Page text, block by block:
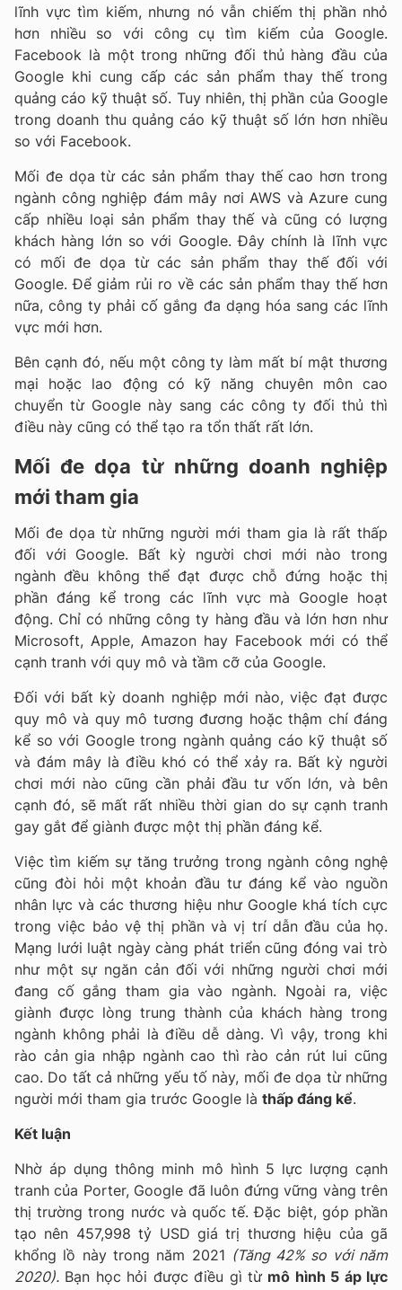
lĩnh vực tìm kiếm, nhưng nó vẫn chiếm thị phần nhỏ
hơn nhiều so với công cụ tìm kiếm của Google.
Facebook là một trong những đối thủ hàng đầu của
Google khi cung cấp các sản phẩm thay thế trong
quảng cáo kỹ thuật số. Tuy nhiên, thị phần của Google
trong doanh thu quảng cáo kỹ thuật số lớn hơn nhiều
so với Facebook.
Mối đe dọa từ các sản phẩm thay thế cao hơn trong
ngành công nghiệp đám mây nơi AWS và Azure cung
cấp nhiều loại sản phẩm thay thế và cũng có lượng
khách hàng lớn so với Google. Đây chính là lĩnh vực
có mối đe dọa từ các sản phẩm thay thế đối với
Google. Để giảm rủi ro về các sản phẩm thay thế hơn
nữa, công ty phải cố gắng đa dạng hóa sang các lĩnh
vực mới hơn.
Bên cạnh đó, nếu một công ty làm mất bí mật thương
mại hoặc lao động có kỹ năng chuyên môn cao
chuyển từ Google này sang các công ty đối thủ thì
điều này cũng có thể tạo ra tổn thất rất lớn.
Mối đe dọa từ những doanh nghiệp
mới tham gia
Mối đe dọa từ những người mới tham gia là rất thấp
đối với Google. Bất kỳ người chơi mới nào trong
ngành đều không thể đạt được chỗ đứng hoặc thị
phần đáng kể trong các lĩnh vực mà Google hoạt
động. Chỉ có những công ty hàng đầu và lớn hơn như
Microsoft, Apple, Amazon hay Facebook mới có thể
cạnh tranh với quy mô và tầm cỡ của Google.
Đối với bất kỳ doanh nghiệp mới nào, việc đạt được
quy mô và quy mô tương đương hoặc thậm chí đáng
kể so với Google trong ngành quảng cáo kỹ thuật số
và đám mây là điều khó có thể xảy ra. Bất kỳ người
chơi mới nào cũng cần phải đầu tư vốn lớn, và bên
cạnh đó, sẽ mất rất nhiều thời gian do sự cạnh tranh
gay gắt để giành được một thị phần đáng kể.
Việc tìm kiếm sự tăng trưởng trong ngành công nghệ
cũng đòi hỏi một khoản đầu tư đáng kể vào nguồn
nhân lực và các thương hiệu như Google khá tích cực
trong việc bảo vệ thị phần và vị trí dẫn đầu của họ.
Mạng lưới luật ngày càng phát triển cũng đóng vai trò
như một sự ngăn cản đối với những người chơi mới
đang cố gắng tham gia vào ngành. Ngoài ra, việc
giành được lòng trung thành của khách hàng trong
ngành không phải là điều dễ dàng. Vì vậy, trong khi
rào cản gia nhập ngành cao thì rào cản rút lui cũng
cao. Do tất cả những yếu tố này, mối đe dọa từ những
người mới tham gia trước Google là thấp đáng kể.
Kết luận
Nhờ áp dụng thông minh mô hình 5 lực lượng cạnh
tranh của Porter, Google đã luôn đứng vững vàng trên
thị trường trong nước và quốc tế. Đặc biệt, góp phần
tạo nên 457,998 tỷ USD giá trị thương hiệu của gã
khổng lồ này trong năm 2021 (Tăng 42% so với năm
2020). Bạn học hỏi được điều gì từ mô hình 5 áp lực